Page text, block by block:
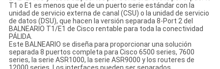
T1 o E1 es menos que el de un puerto serie estándar con la
unidad de servicio externa de canal (CSU) o la unidad de servicio
de datos (DSU), que hacen la versión separada 8-Port 2 del
BALNEARIO T1/E1 de Cisco rentable para toda la conectividad
PÁLIDA.
Este BALNEARIO se diseña para proporcionar una solución
separada 8 puertos completa para Cisco 6500 series, 7600
series, la serie ASR1000, la serie ASR9000 y los routeres de